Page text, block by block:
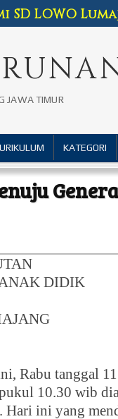
JAWA TIMUR
SD LOWO
KATEGORI
DIDIK
Rabu tanggal
10.30 wib
Hari ini yang